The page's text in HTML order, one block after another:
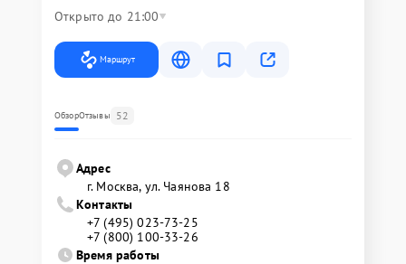
Открыто до 21:00
Маршрут
ОбзорОтзывы 52
Адрес
г. Москва, ул. Чаянова 18
Контакты
+7 (495) 023-73-25
+7 (800) 100-33-26
Время работы